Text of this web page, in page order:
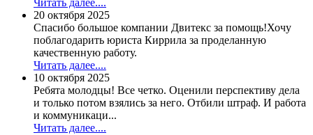
Читать далее....
20 октября 2025
Спасибо большое компании Двитекс за помощь!Хочу
поблагодарить юриста Киррила за проделанную
качественную работу.
Читать далее....
10 октября 2025
Ребята молодцы! Все четко. Оценили перспективу дела
и только потом взялись за него. Отбили штраф. И работа
и коммуникаци...
Читать далее....